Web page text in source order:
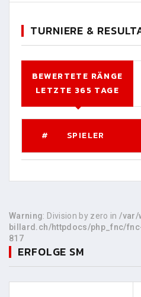
TURNIERE &
BEWERTETE RÄNGE
LETZTE 365 TAGE
# SPIELER
Warning: Division by zero in/var/
billard.ch/httpdocs/php_fnc/
817
ERFOLGE SM